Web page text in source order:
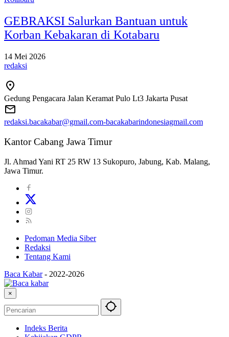
GEBRAKSI Salurkan Bantuan untuk
Korban Kebakaran di Kotabaru
14 Mei 2026
redaksi
Gedung Pengacara Jalan Keramat Pulo Lt3 Jakarta Pusat
redaksi.bacakabar@gmail.com-bacakabarindonesiagmail.com
Kantor Cabang Jawa Timur
Jl. Ahmad Yani RT 25 RW 13 Sukopuro, Jabung, Kab. Malang,
Jawa Timur.
Pedoman Media Siber
Redaksi
Tentang Kami
Baca Kabar - 2022-2026
×
Indeks Berita